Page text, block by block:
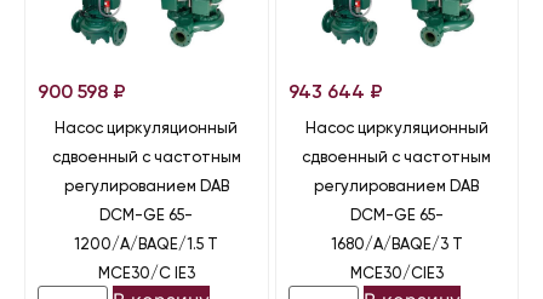
900 598 ₽
Насос циркуляционный
сдвоенный с частотным
регулированием DAB
DCM-GE 65-
1200/A/BAQE/1.5 T
MCE30/C IE3
943 644 ₽
Насос циркуляционный
сдвоенный с частотным
регулированием DAB
DCM-GE 65-
1680/A/BAQE/3 T
MCE30/CIE3